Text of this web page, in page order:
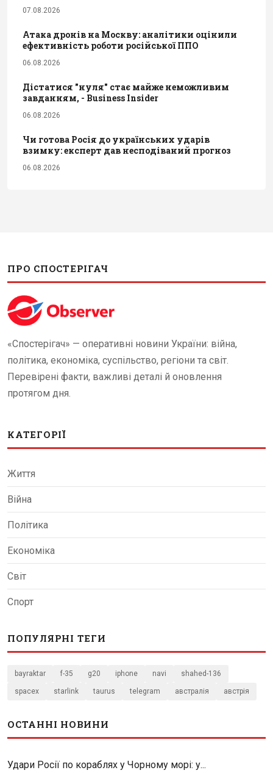
07.08.2026
Атака дронів на Москву: аналітики оцінили
ефективність роботи російської ППО
06.08.2026
Дістатися "нуля" стає майже неможливим
завданням, - Business Insider
06.08.2026
Чи готова Росія до українських ударів
взимку: експерт дав несподіваний прогноз
06.08.2026
ПРО СПОСТЕРІГАЧ
«Спостерігач» — оперативні новини України: війна,
політика, економіка, суспільство, регіони та світ.
Перевірені факти, важливі деталі й оновлення
протягом дня.
КАТЕГОРІЇ
Життя
Війна
Політика
Економіка
Світ
Спорт
ПОПУЛЯРНІ ТЕГИ
bayraktar f-35 g20 iphone navi shahed-136
spacex starlink taurus telegram австралія австрія
ОСТАННІ НОВИНИ
Удари Росії по кораблях у Чорному морі: у...